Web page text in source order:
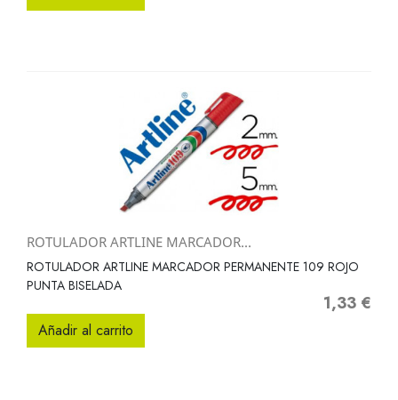
ROTULADOR ARTLINE MARCADOR...
ROTULADOR ARTLINE MARCADOR PERMANENTE 109 ROJO
PUNTA BISELADA
Precio
1,33 €
Añadir al carrito